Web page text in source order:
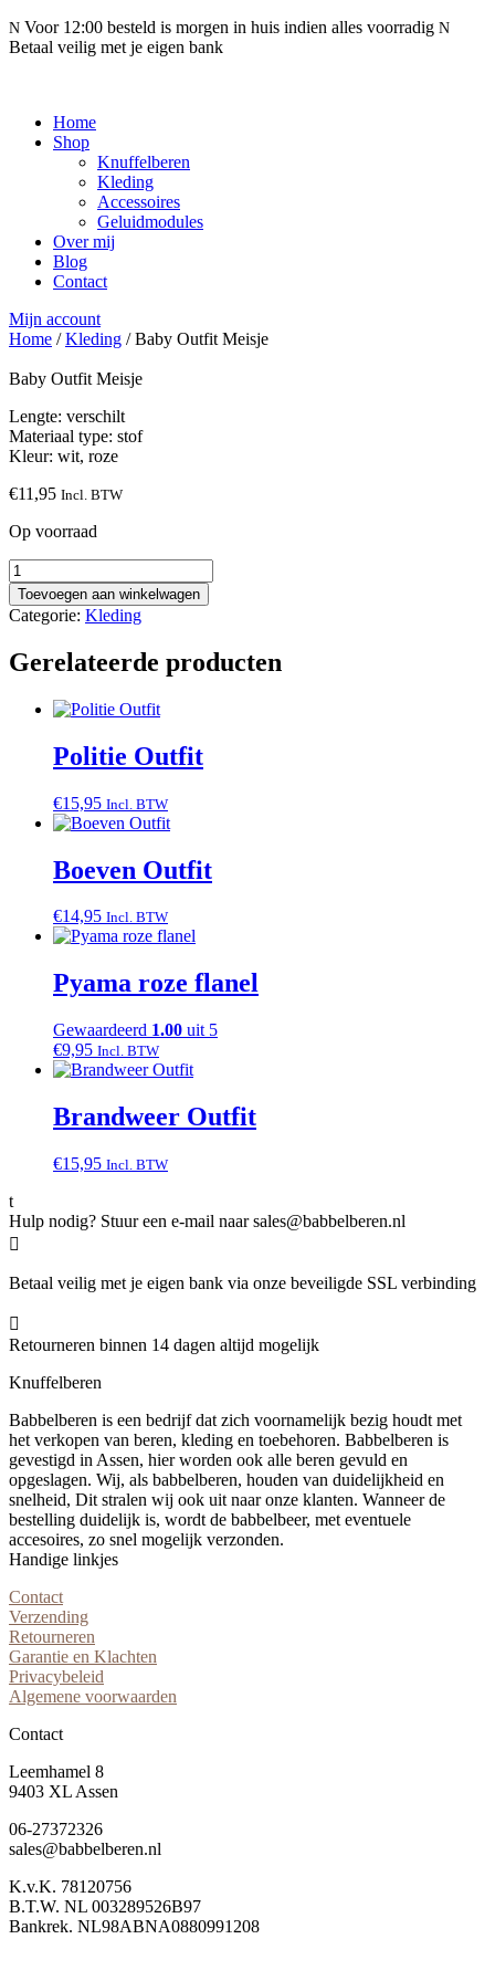
N Voor 12:00 besteld is morgen in huis indien alles voorradig N
Betaal veilig met je eigen bank
Home
Shop
Knuffelberen
Kleding
Accessoires
Geluidmodules
Over mij
Blog
Contact
Mijn account
Home /Kleding / Baby Outfit Meisje
Baby Outfit Meisje
Lengte: verschilt
Materiaal type: stof
Kleur: wit, roze
€11,95 Incl. BTW
Op voorraad
Baby
Outfit
Meisje
aantal
Toevoegen aan winkelwagen
Categorie: Kleding
Gerelateerde producten
Politie Outfit
€15,95 Incl. BTW
Boeven Outfit
€14,95 Incl. BTW
Pyama roze flanel
Gewaardeerd 1.00 uit 5
€9,95 Incl. BTW
Brandweer Outfit
€15,95 Incl. BTW
t
Hulp nodig? Stuur een e-mail naar sales@babbelberen.nl

Betaal veilig met je eigen bank via onze beveiligde SSL verbinding

Retourneren binnen 14 dagen altijd mogelijk
Knuffelberen
Babbelberen is een bedrijf dat zich voornamelijk bezig houdt met
het verkopen van beren, kleding en toebehoren. Babbelberen is
gevestigd in Assen, hier worden ook alle beren gevuld en
opgeslagen. Wij, als babbelberen, houden van duidelijkheid en
snelheid, Dit stralen wij ook uit naar onze klanten. Wanneer de
bestelling duidelijk is, wordt de babbelbeer, met eventuele
accesoires, zo snel mogelijk verzonden.
Handige linkjes
Contact
Verzending
Retourneren
Garantie en Klachten
Privacybeleid
Algemene voorwaarden
Contact
Leemhamel 8
9403 XL Assen
06-27372326
sales@babbelberen.nl
K.v.K. 78120756
B.T.W. NL 003289526B97
Bankrek. NL98ABNA0880991208